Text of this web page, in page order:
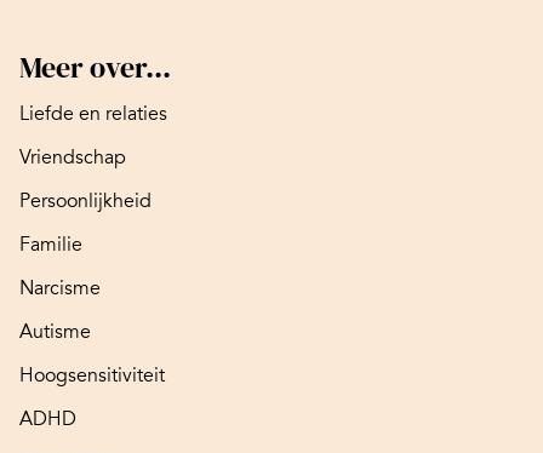
Meer over...
Liefde en relaties
Vriendschap
Persoonlijkheid
Familie
Narcisme
Autisme
Hoogsensitiviteit
ADHD